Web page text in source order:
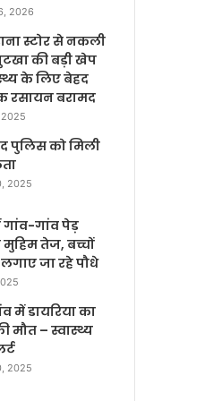
2026
स्टोर से नकली
गुटखा की बड़ी खेप
के लिए बेहद
रसायन बरामद
पुलिस को मिली
2025
गांव-गांव पेड़
तेज, बच्चों
जा रहे पौधे
में डायरिया का
मौत – स्वास्थ्य
2025